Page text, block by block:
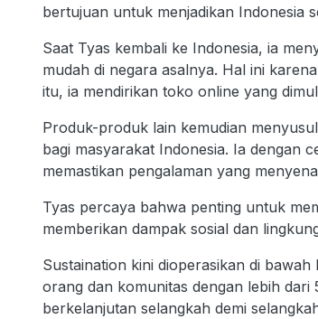
bertujuan untuk menjadikan Indonesia
Saat Tyas kembali ke Indonesia, ia
mudah di negara asalnya. Hal ini
itu, ia mendirikan toko online yang
Produk-produk lain kemudian
bagi masyarakat Indonesia. Ia dengan
memastikan pengalaman yang
Tyas percaya bahwa penting untuk
memberikan dampak sosial dan
Sustaination kini dioperasikan di
orang dan komunitas dengan lebih
berkelanjutan selangkah demi